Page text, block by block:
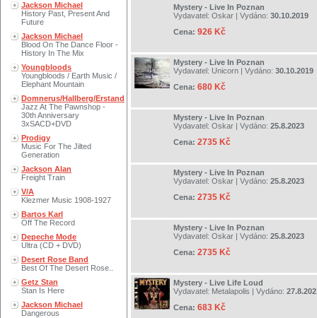
Jackson Michael
History Past, Present And
Future
Jackson Michael
Blood On The Dance Floor -
History In The Mix
Youngbloods
Youngbloods / Earth Music /
Elephant Mountain
Domnerus/Hallberg/Erstand
Jazz At The Pawnshop -
30th Anniversary
3xSACD+DVD
Prodigy
Music For The Jilted
Generation
Jackson Alan
Freight Train
V/A
Klezmer Music 1908-1927
Bartos Karl
Off The Record
Depeche Mode
Ultra (CD + DVD)
Desert Rose Band
Best Of The Desert Rose..
Getz Stan
Stan Is Here
Jackson Michael
Dangerous
Mystery - Live In Poznan
Vydavatel: Oskar | Vydáno: 30.10.2019
Cena: 926 Kč
Mystery - Live In Poznan
Vydavatel: Unicorn | Vydáno: 30.10.2019
Cena: 680 Kč
Mystery - Live In Poznan
Vydavatel: Oskar | Vydáno: 25.8.2023
Cena: 2735 Kč
Mystery - Live In Poznan
Vydavatel: Oskar | Vydáno: 25.8.2023
Cena: 2735 Kč
Mystery - Live In Poznan
Vydavatel: Oskar | Vydáno: 25.8.2023
Cena: 2735 Kč
Mystery - Live Life Loud
Vydavatel: Metalapolis | Vydáno:
Cena: 683 Kč